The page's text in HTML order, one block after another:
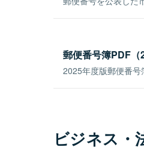
郵便番号簿PDF（
2025年度版郵便番号
ビジネス・